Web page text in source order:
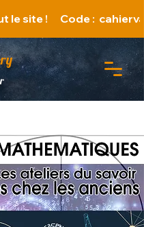
le site !      Code :